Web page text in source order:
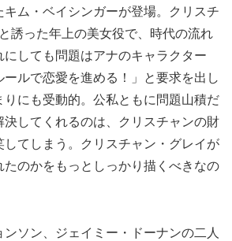
ム・ベイシンガーが登場。クリスチ
誘った年上の美女役で、時代の流れ
にしても問題はアナのキャラクター
ルで恋愛を進める！」と要求を出し
りにも受動的。公私ともに問題山積だ
決してくれるのは、クリスチャンの財
してしまう。クリスチャン・グレイが
たのかをもっとしっかり描くべきなの
ソン、ジェイミー・ドーナンの二人